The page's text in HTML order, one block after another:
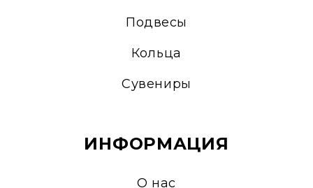
Подвесы
Кольца
Сувениры
ИНФОРМАЦИЯ
О нас